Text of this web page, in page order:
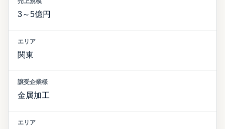
3～5億円
関東
金属加工